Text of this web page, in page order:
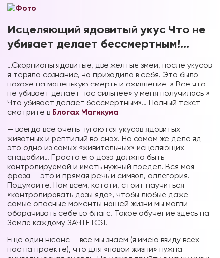
Исцеляющий ядовитый укус Что не
убивает делает бессмертным!…
…Скорпионы ядовитые, две желтые змеи, после укусов
я теряла сознание, но приходила в себя. Это было
похоже на маленькую смерть и оживление. » Все что
не убивает делает нас сильнее» у меня получилось »
Что убивает делает бессмертным»… Полный текст
смотрите в Блогах Магикума
— всегда все очень пугаются укусов ядовитых
животных и рептилий во снах. На самом же деле яд —
это одно из самых «живительных» исцеляющих
снадобий… Просто его доза должна быть
контролируемой и иметь нужный предел. Вся моя
фраза — это и прямая речь и символ, аллегория.
Подумайте. Нам всем, кстати, стоит научиться
«контролировать дозы яда», чтобы любые даже
самые опасные моменты нашей жизни мы могли
оборачивать себе во благо. Такое обучение здесь на
Земле каждому ЗАЧТЕТСЯ!
Еще один нюанс — все мы знаем (я имею ввиду всех
нас на проекте), что для «новой жизни» нужна